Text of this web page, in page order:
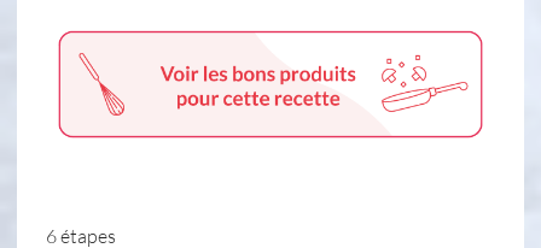
6 étapes